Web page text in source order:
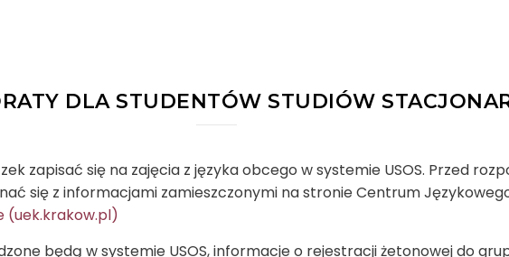
DLA STUDENTÓW STUDIÓW
zapisać się na zajęcia z języka obcego w systemie USOS. Przed
się z informacjami zamieszczonymi na stronie Centrum
(uek.krakow.pl)
będą w systemie USOS, informacje o rejestracji żetonowej do